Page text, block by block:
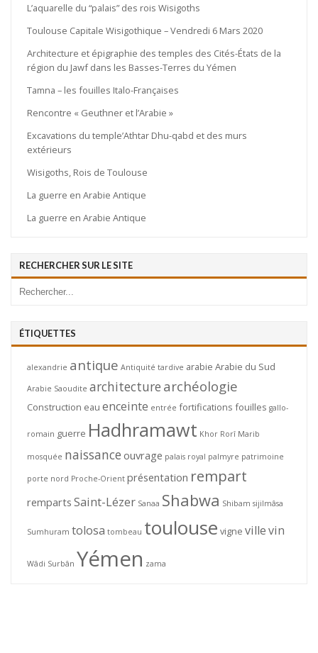
L’aquarelle du “palais” des rois Wisigoths
Toulouse Capitale Wisigothique – Vendredi 6 Mars 2020
Architecture et épigraphie des temples des Cités-États de la
région du Jawf dans les Basses-Terres du Yémen
Tamna – les fouilles Italo-Françaises
Rencontre « Geuthner et l’Arabie »
Excavations du temple’Athtar Dhu-qabd et des murs
extérieurs
Wisigoths, Rois de Toulouse
La guerre en Arabie Antique
La guerre en Arabie Antique
RECHERCHER SUR LE SITE
ÉTIQUETTES
alexandrie antique Antiquité tardive arabie Arabie du Sud
Arabie Saoudite architecture archéologie
Construction eau enceinte entrée fortifications fouilles gallo-
romain guerre Hadhramawt Khor Rorî Marib
mosquée naissance ouvrage palais royal palmyre patrimoine
porte nord Proche-Orient présentation rempart
remparts Saint-Lézer Sanaa Shabwa Shibam sijilmâsa
Sumhuram tolosa tombeau toulouse vigne villevin
Wâdi Surbân Yémen zama